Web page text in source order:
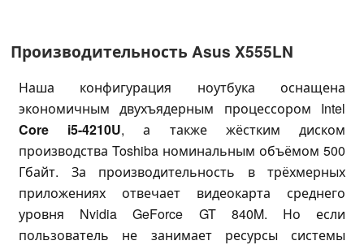
Производительность Asus X555LN
Наша конфигурация ноутбука оснащена
экономичным двухъядерным процессором Intel
Core i5-4210U, а также жёстким диском
производства Toshiba номинальным объёмом 500
Гбайт. За производительность в трёхмерных
приложениях отвечает видеокарта среднего
уровня Nvidia GeForce GT 840M. Но если
пользователь не занимает ресурсы системы